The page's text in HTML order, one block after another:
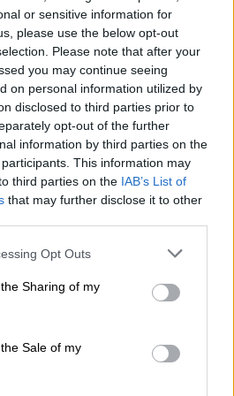
or sensitive information for
please use the below opt-out
Please note that after your
you may continue seeing
on personal information utilized by
disclosed to third parties prior to
opt-out of the further
information by third parties on the
participants. This information may
third parties on the IAB’s List of
that may further disclose it to other
app uses one or more Google
usage behaviour. You may click to
Google and its third-party tags to
purposes in below Google
Opt Outs
Sharing of my
Sale of my
σε άμεσο
στην
με τη Wall Street Journal.
την απόσυρση
από την
του Ντονμπάς, ενώ η
τον έλεγχο του
και της Κριμαίας.
την πρότασή του στον
συνάντησης που
πλήρη
εφόσον η Ουκρανία
της δυνάμεις
επαρχία του